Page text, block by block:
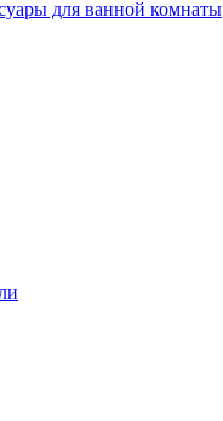
для ванной комнаты